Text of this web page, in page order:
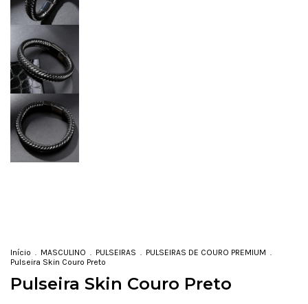
Início . MASCULINO . PULSEIRAS . PULSEIRAS DE COURO PREMIUM .
Pulseira Skin Couro Preto
Pulseira Skin Couro Preto